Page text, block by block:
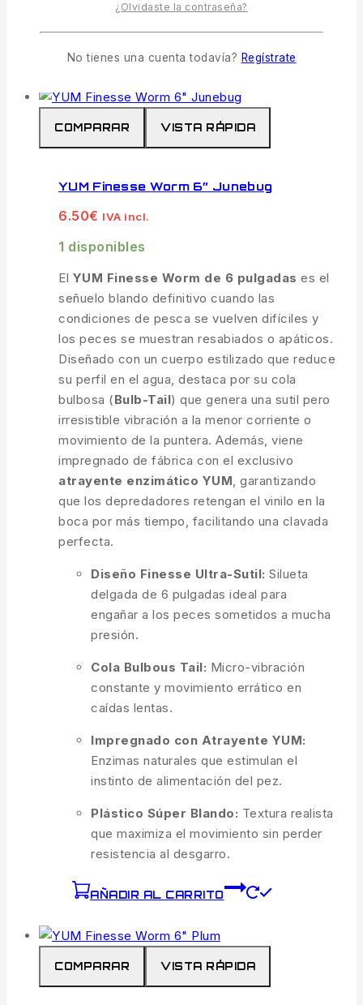
resistencia al desgarro.
AÑADIR AL CARRITO
COMPARAR VISTA RÁPIDA
YUM Finesse Worm 6″ Junebug
6.50€ IVA incl.
1 disponibles
El YUM Finesse Worm de 6 pulgadas es el
señuelo blando definitivo cuando las
condiciones de pesca se vuelven difíciles y
los peces se muestran resabiados o apáticos.
Diseñado con un cuerpo estilizado que reduce
su perfil en el agua, destaca por su cola
bulbosa (Bulb-Tail) que genera una sutil pero
irresistible vibración a la menor corriente o
movimiento de la puntera. Además, viene
impregnado de fábrica con el exclusivo
atrayente enzimático YUM, garantizando
que los depredadores retengan el vinilo en la
boca por más tiempo, facilitando una clavada
perfecta.
Diseño Finesse Ultra-Sutil: Silueta
delgada de 6 pulgadas ideal para
engañar a los peces sometidos a mucha
presión.
Cola Bulbous Tail: Micro-vibración
constante y movimiento errático en
caídas lentas.
Impregnado con Atrayente YUM:
Enzimas naturales que estimulan el
instinto de alimentación del pez.
Plástico Súper Blando: Textura realista
que maximiza el movimiento sin perder
resistencia al desgarro.
AÑADIR AL CARRITO
COMPARAR VISTA RÁPIDA
¿Olvidaste la contraseña?
No tienes una cuenta todavía? Regístrate